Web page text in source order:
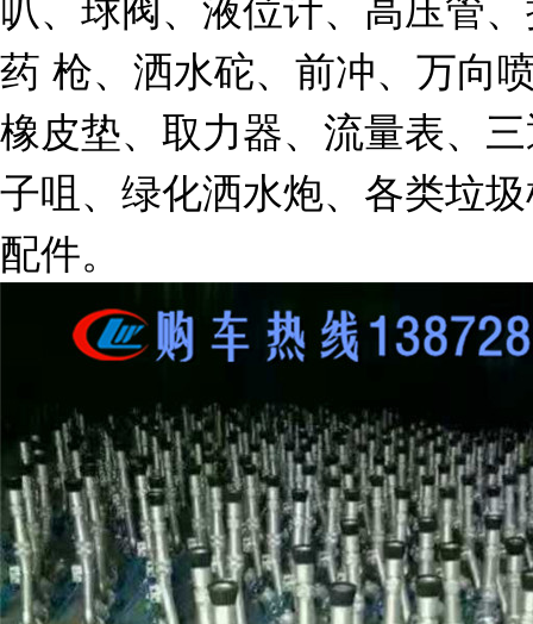
药 枪、洒水砣、前冲、万向
橡皮垫、取力器、流量表、
子咀、绿化洒水炮、各类垃
配件。